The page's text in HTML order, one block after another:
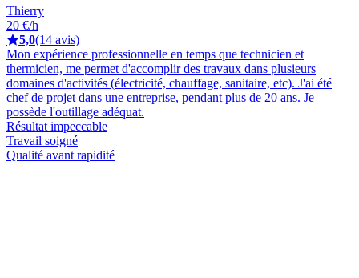
Thierry
20 €/h
5,0(14 avis)
Mon expérience professionnelle en temps que technicien et
thermicien, me permet d'accomplir des travaux dans plusieurs
domaines d'activités (électricité, chauffage, sanitaire, etc). J'ai été
chef de projet dans une entreprise, pendant plus de 20 ans. Je
possède l'outillage adéquat.
Résultat impeccable
Travail soigné
Qualité avant rapidité